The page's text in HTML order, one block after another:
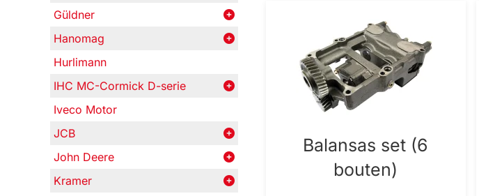
Güldner
Hanomag
Hurlimann
IHC MC-Cormick D-serie
Iveco Motor
JCB
John Deere
Kramer
Balansas set (6
bouten)